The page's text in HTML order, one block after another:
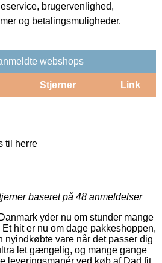
brugervenlighed,
og betalingsmuligheder.
webshops
Stjerner Link
til herre
baseret på 48 anmeldelser
yder nu om stunder mange
hit er nu om dage pakkeshoppen,
nyindkøbte vare når det passer dig
let gængelig, og mange gange
leveringsmanér ved køb af Dad fit.